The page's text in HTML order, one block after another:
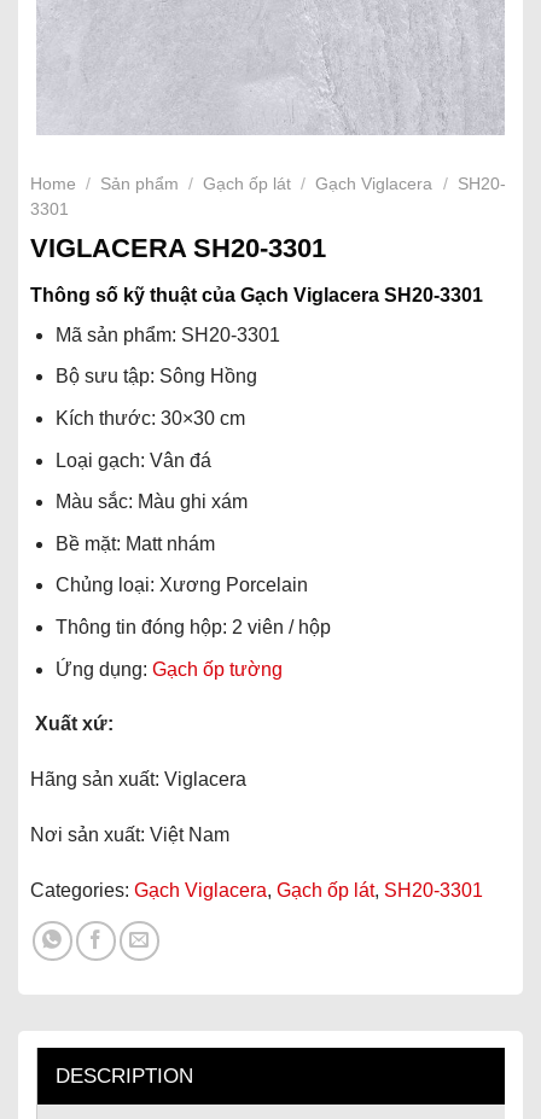
Home / Sản phẩm / Gạch ốp lát / Gạch Viglacera /
SH20-
3301
VIGLACERA SH20-3301
Thông số kỹ thuật của Gạch Viglacera SH20-3301
Mã sản phẩm: SH20-3301
Bộ sưu tập: Sông Hồng
Kích thước: 30×30 cm
Loại gạch: Vân đá
Màu sắc: Màu ghi xám
Bề mặt: Matt nhám
Chủng loại: Xương Porcelain
Thông tin đóng hộp: 2 viên / hộp
Ứng dụng: Gạch ốp tường
Xuất xứ:
Hãng sản xuất: Viglacera
Nơi sản xuất: Việt Nam
Categories: Gạch Viglacera, Gạch ốp lát, SH20-3301
DESCRIPTION